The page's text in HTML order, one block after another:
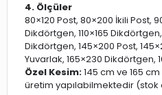
4. Ölçüler
80×120 Post, 80×200 İkili Post,
Dikdörtgen, 110×165
Dikdörtgen, 145×200 Post,
Yuvarlak, 165×230 Dikdörtgen,
Özel Kesim:145 cm ve 165
üretim yapılabilmektedir